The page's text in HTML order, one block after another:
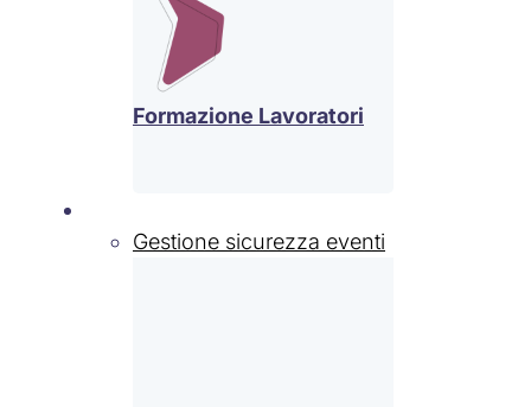
Formazione Lavoratori
Gestione sicurezza eventi